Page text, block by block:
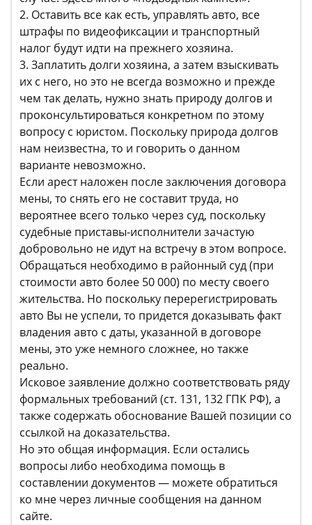
2. Оставить все как есть, управлять авто, все
штрафы по видеофиксации и транспортный
налог будут идти на прежнего хозяина.
3. Заплатить долги хозяина, а затем взыскивать
их с него, но это не всегда возможно и прежде
чем так делать, нужно знать природу долгов и
проконсультироваться конкретном по этому
вопросу с юристом. Поскольку природа долгов
нам неизвестна, то и говорить о данном
варианте невозможно.
Если арест наложен после заключения договора
мены, то снять его не составит труда, но
вероятнее всего только через суд, поскольку
судебные приставы-исполнители зачастую
добровольно не идут на встречу в этом вопросе.
Обращаться необходимо в районный суд (при
стоимости авто более 50 000) по месту своего
жительства. Но поскольку перерегистрировать
авто Вы не успели, то придется доказывать факт
владения авто с даты, указанной в договоре
мены, это уже немного сложнее, но также
реально.
Исковое заявление должно соответствовать ряду
формальных требований (ст. 131, 132 ГПК РФ), а
также содержать обоснование Вашей позиции со
ссылкой на доказательства.
Но это общая информация. Если остались
вопросы либо необходима помощь в
составлении документов — можете обратиться
ко мне через личные сообщения на данном
сайте.